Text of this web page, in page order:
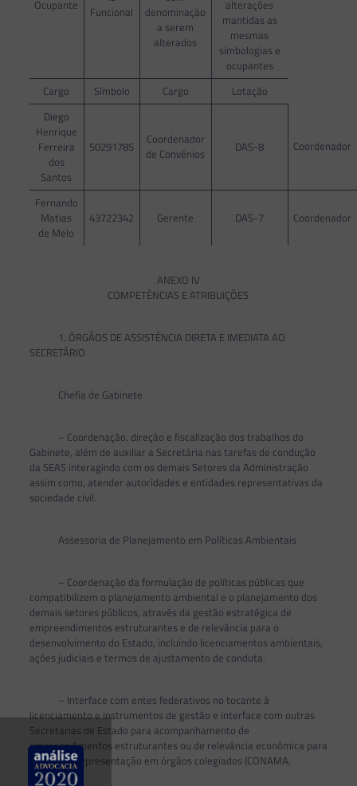
Ocupante
Funcional
denominação
a serem
alterados
alterações
mantidas as
mesmas
simbologias e
ocupantes
Cargo
Símbolo Cargo
Lotação
Diego
Henrique
Ferreira
dos
Santos
50291785
Coordenador
de Convênios
DAS-8 Coordenador
Fernando
Matias
de Melo
43722342 Gerente DAS-7 Coordenador
ANEXO IV
COMPETÊNCIAS E ATRIBUIÇÕES
1. ÓRGÃOS DE ASSISTÊNCIA DIRETA E IMEDIATA AO
SECRETÁRIO
Chefia de Gabinete
– Coordenação, direção e fiscalização dos trabalhos do
Gabinete, além de auxiliar a Secretária nas tarefas de condução
da SEAS interagindo com os demais Setores da Administração
assim como, atender autoridades e entidades representativas da
sociedade civil.
Assessoria de Planejamento em Políticas Ambientais
– Coordenação da formulação de políticas públicas que
compatibilizem o planejamento ambiental e o planejamento dos
demais setores públicos, através da gestão estratégica de
empreendimentos estruturantes e de relevância para o
desenvolvimento do Estado, incluindo licenciamentos ambientais,
ações judiciais e termos de ajustamento de conduta.
– Interface com entes federativos no tocante à
licenciamento e instrumentos de gestão e interface com outras
Secretarias de Estado para acompanhamento de
empreendimentos estruturantes ou de relevância econômica para
o Estado. Representação em órgãos colegiados (CONAMA,
ABEMA).